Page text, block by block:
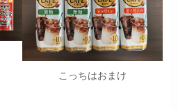
こっちはおまけ